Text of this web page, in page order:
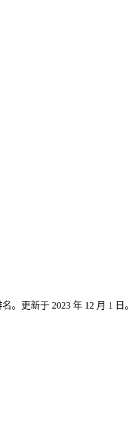
。更新于 2023 年 12 月 1 日。